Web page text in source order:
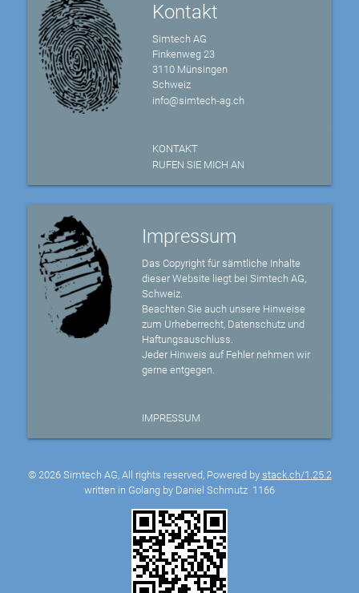
Kontakt
Simtech AG
Finkenweg 23
3110 Münsingen
Schweiz
info@simtech-ag.ch
KONTAKT
RUFEN SIE MICH AN
Impressum
Das Copyright für sämtliche Inhalte
dieser Website liegt bei Simtech AG,
Schweiz.
Beachten Sie auch unsere Hinweise
zum Urheberrecht, Datenschutz und
Haftungsauschluss.
Jeder Hinweis auf Fehler nehmen wir
gerne entgegen.
IMPRESSUM
© 2026 Simtech AG, All rights reserved, Powered by stack.ch/1.25.2
written in Golang by Daniel Schmutz 1166